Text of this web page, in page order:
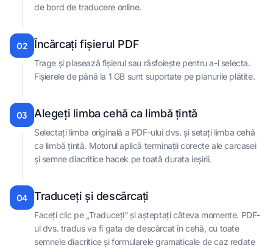
de bord de traducere online.
02 Încărcați fișierul PDF
Trage și plasează fișierul sau răsfoiește pentru a-l selecta.
Fișierele de până la 1 GB sunt suportate pe planurile plătite.
03 Alegeți limba cehă ca limbă țintă
Selectați limba originală a PDF-ului dvs. și setați limba cehă
ca limbă țintă. Motorul aplică terminații corecte ale carcasei
și semne diacritice hacek pe toată durata ieșirii.
04 Traduceți și descărcați
Faceți clic pe „Traduceți“ și așteptați câteva momente. PDF-
ul dvs. tradus va fi gata de descărcat în cehă, cu toate
semnele diacritice și formularele gramaticale de caz redate